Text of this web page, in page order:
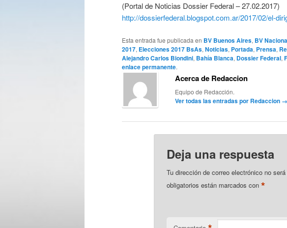
(Portal de Noticias Dossier Federal – 27.02.2017)
http://dossierfederal.blogspot.com.ar/2017/02/el-
Esta entrada fue publicada en BV Buenos Aires, BV
2017, Elecciones 2017 BsAs, Noticias, Portada, Prensa,
Alejandro Carlos Biondini, Bahía Blanca, Dossier Federal,
enlace permanente.
Acerca de Redaccion
Equipo de Redacción.
Ver todas las entradas por Redaccion →
Deja una respuesta
Tu dirección de correo electrónico no
obligatorios están marcados con *